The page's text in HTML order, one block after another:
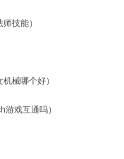
技能）
械哪个好）
戏互通吗）